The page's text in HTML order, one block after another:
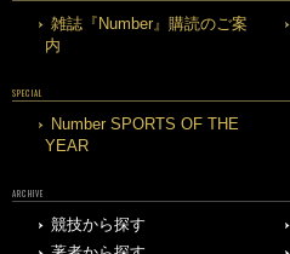
雑誌『Number』購読のご案
内
SPECIAL
Number SPORTS OF THE
YEAR
ARCHIVE
競技から探す